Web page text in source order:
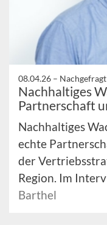
08.04.26 –
Nachhaltiges
Partnerschaft
Nachhaltiges
echte
der
Region. Im
Barthel